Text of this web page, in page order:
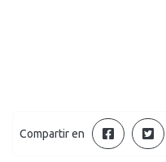
Compartir en